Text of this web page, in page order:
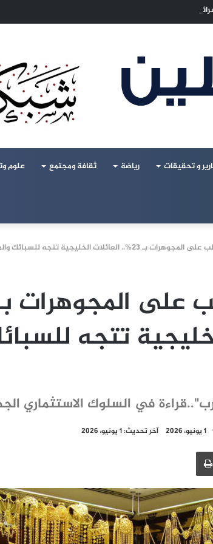
تراقب «اتفاق مكة» بقلق.. تحالف تركيا والسعودية
و تحقيقات رياضة ثقافة ومجتمع علوم
23%.. العائلات الخليجية تتجه للسبائك والملاذات الآمنة
تتجه
في السلوك الاستثماري
1 يونيو، 2026 آخر تحديث: 1 يونيو، 2026
طباعة